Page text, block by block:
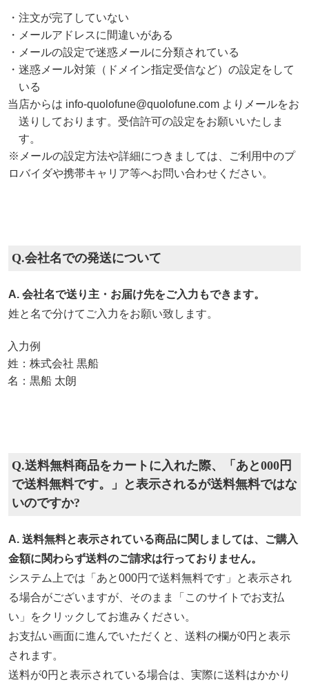
・注文が完了していない
・メールアドレスに間違いがある
・メールの設定で迷惑メールに分類されている
・迷惑メール対策（ドメイン指定受信など）の設定をして
いる
当店からは info-quolofune@quolofune.com よりメールをお
送りしております。受信許可の設定をお願いいたしま
す。
※メールの設定方法や詳細につきましては、ご利用中のプ
ロバイダや携帯キャリア等へお問い合わせください。
Q.会社名での発送について
A. 会社名で送り主・お届け先をご入力もできます。
姓と名で分けてご入力をお願い致します。
入力例
姓：株式会社 黒船
名：黒船 太朗
Q.送料無料商品をカートに入れた際、「あと000円
で送料無料です。」と表示されるが送料無料ではな
いのですか?
A. 送料無料と表示されている商品に関しましては、ご購入
金額に関わらず送料のご請求は行っておりません。
システム上では「あと000円で送料無料です」と表示され
る場合がございますが、そのまま「このサイトでお支払
い」をクリックしてお進みください。
お支払い画面に進んでいただくと、送料の欄が0円と表示
されます。
送料が0円と表示されている場合は、実際に送料はかかり